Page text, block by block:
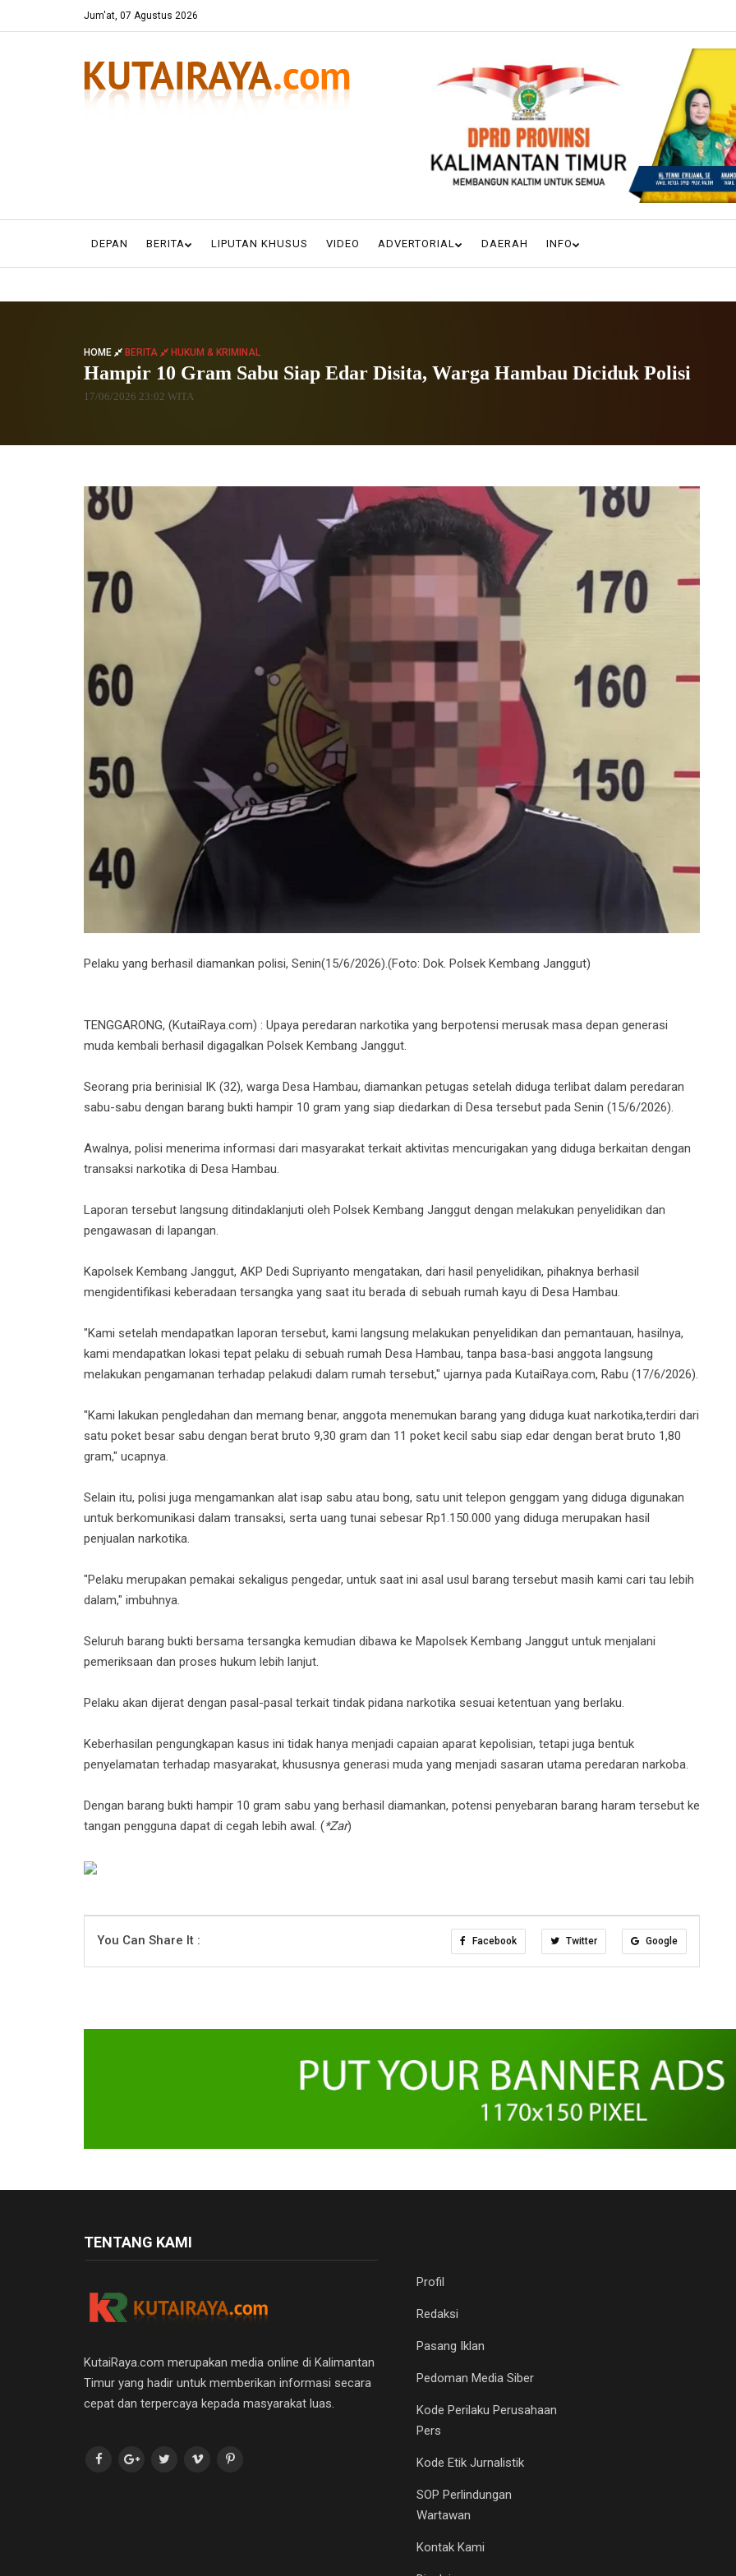
Jum'at, 07 Agustus 2026
DEPAN BERITA LIPUTAN KHUSUS VIDEO ADVERTORIAL DAERAH INFO
HOME BERITA HUKUM & KRIMINAL
Hampir 10 Gram Sabu Siap Edar Disita, Warga Hambau Diciduk Polisi
17/06/2026 23:02 WITA
Pelaku yang berhasil diamankan polisi, Senin(15/6/2026).(Foto: Dok. Polsek Kembang Janggut)
TENGGARONG, (KutaiRaya.com) : Upaya peredaran narkotika yang berpotensi merusak masa depan generasi
muda kembali berhasil digagalkan Polsek Kembang Janggut.
Seorang pria berinisial IK (32), warga Desa Hambau, diamankan petugas setelah diduga terlibat dalam peredaran
sabu-sabu dengan barang bukti hampir 10 gram yang siap diedarkan di Desa tersebut pada Senin (15/6/2026).
Awalnya, polisi menerima informasi dari masyarakat terkait aktivitas mencurigakan yang diduga berkaitan dengan
transaksi narkotika di Desa Hambau.
Laporan tersebut langsung ditindaklanjuti oleh Polsek Kembang Janggut dengan melakukan penyelidikan dan
pengawasan di lapangan.
Kapolsek Kembang Janggut, AKP Dedi Supriyanto mengatakan, dari hasil penyelidikan, pihaknya berhasil
mengidentifikasi keberadaan tersangka yang saat itu berada di sebuah rumah kayu di Desa Hambau.
"Kami setelah mendapatkan laporan tersebut, kami langsung melakukan penyelidikan dan pemantauan, hasilnya,
kami mendapatkan lokasi tepat pelaku di sebuah rumah Desa Hambau, tanpa basa-basi anggota langsung
melakukan pengamanan terhadap pelakudi dalam rumah tersebut," ujarnya pada KutaiRaya.com, Rabu (17/6/2026).
"Kami lakukan pengledahan dan memang benar, anggota menemukan barang yang diduga kuat narkotika,terdiri dari
satu poket besar sabu dengan berat bruto 9,30 gram dan 11 poket kecil sabu siap edar dengan berat bruto 1,80
gram," ucapnya.
Selain itu, polisi juga mengamankan alat isap sabu atau bong, satu unit telepon genggam yang diduga digunakan
untuk berkomunikasi dalam transaksi, serta uang tunai sebesar Rp1.150.000 yang diduga merupakan hasil
penjualan narkotika.
"Pelaku merupakan pemakai sekaligus pengedar, untuk saat ini asal usul barang tersebut masih kami cari tau lebih
dalam," imbuhnya.
Seluruh barang bukti bersama tersangka kemudian dibawa ke Mapolsek Kembang Janggut untuk menjalani
pemeriksaan dan proses hukum lebih lanjut.
Pelaku akan dijerat dengan pasal-pasal terkait tindak pidana narkotika sesuai ketentuan yang berlaku.
Keberhasilan pengungkapan kasus ini tidak hanya menjadi capaian aparat kepolisian, tetapi juga bentuk
penyelamatan terhadap masyarakat, khususnya generasi muda yang menjadi sasaran utama peredaran narkoba.
Dengan barang bukti hampir 10 gram sabu yang berhasil diamankan, potensi penyebaran barang haram tersebut ke
tangan pengguna dapat di cegah lebih awal. (*Zar)
You Can Share It : Facebook Twitter Google
TENTANG KAMI
KutaiRaya.com merupakan media online di Kalimantan
Timur yang hadir untuk memberikan informasi secara
cepat dan terpercaya kepada masyarakat luas.
Profil
Redaksi
Pasang Iklan
Pedoman Media Siber
Kode Perilaku Perusahaan
Pers
Kode Etik Jurnalistik
SOP Perlindungan
Wartawan
Kontak Kami